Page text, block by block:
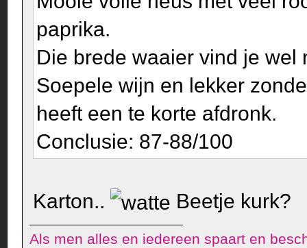
paprika.
Die brede waaier vind je wel
Soepele wijn en lekker
heeft een te korte afdronk.
Conclusie: 87-88/100
Karton.. Beetje kurk?
Als men alles en iedereen spaart en